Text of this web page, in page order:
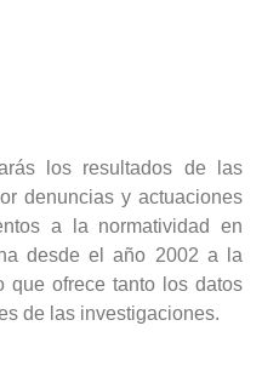
los resultados de las
denuncias y actuaciones
a la normatividad en
desde el año 2002 a la
que ofrece tanto los datos
de las investigaciones.